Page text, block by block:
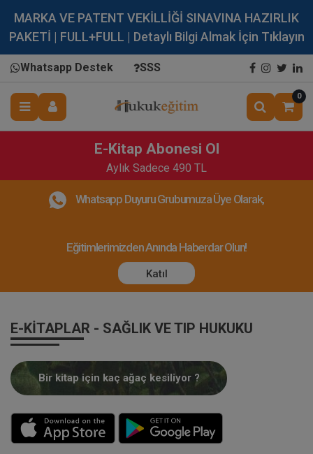
MARKA VE PATENT VEKİLLİĞİ SINAVINA HAZIRLIK
PAKETİ | FULL+FULL | Detaylı Bilgi Almak İçin Tıklayın
Whatsapp Destek SSS
0
E-Kitap Abonesi Ol
Aylık Sadece 490 TL
Whatsapp Duyuru Grubumuza Üye Olarak,
Eğitimlerimizden Anında Haberdar Olun!
Katıl
E-KITAPLAR - SAĞLIK VE TIP HUKUKU
Bir kitap için kaç ağaç kesiliyor ?